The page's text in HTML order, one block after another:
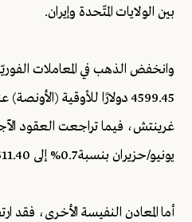
بين الولايات المتّحدة وإيران.
غرينتش، فيما تراجعت العقود
يونيو/حزيران بنسبة 0.7% إلى 4611.40 دولارًا.
أما المعادن النفيسة الأخرى، فقد